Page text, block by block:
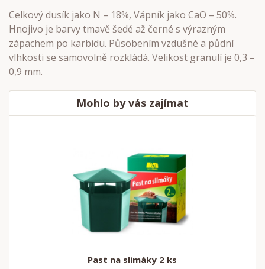
Celkový dusík jako N – 18%, Vápník jako CaO – 50%.
Hnojivo je barvy tmavě šedé až černé s výrazným
zápachem po karbidu. Působením vzdušné a půdní
vlhkosti se samovolně rozkládá. Velikost granulí je 0,3 –
0,9 mm.
Mohlo by vás zajímat
Past na slimáky 2 ks